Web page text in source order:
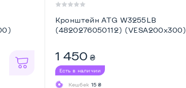
Кронштейн ATG W3255LB
(4820276050112) (VESA200х300)
1 450 ₴
Есть в наличии
Кешбек 15 ₴